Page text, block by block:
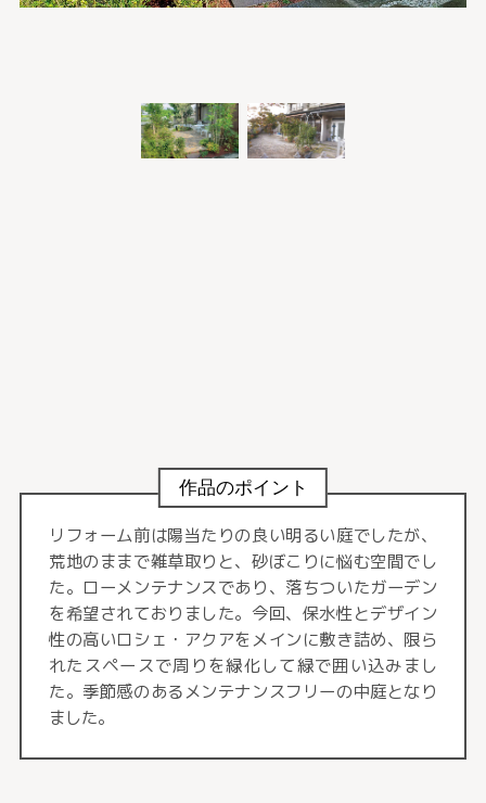
作品のポイント
リフォーム前は陽当たりの良い明るい庭でしたが、
荒地のままで雑草取りと、砂ぼこりに悩む空間でし
た。ローメンテナンスであり、落ちついたガーデン
を希望されておりました。今回、保水性とデザイン
性の高いロシェ・アクアをメインに敷き詰め、限ら
れたスペースで周りを緑化して緑で囲い込みまし
た。季節感のあるメンテナンスフリーの中庭となり
ました。